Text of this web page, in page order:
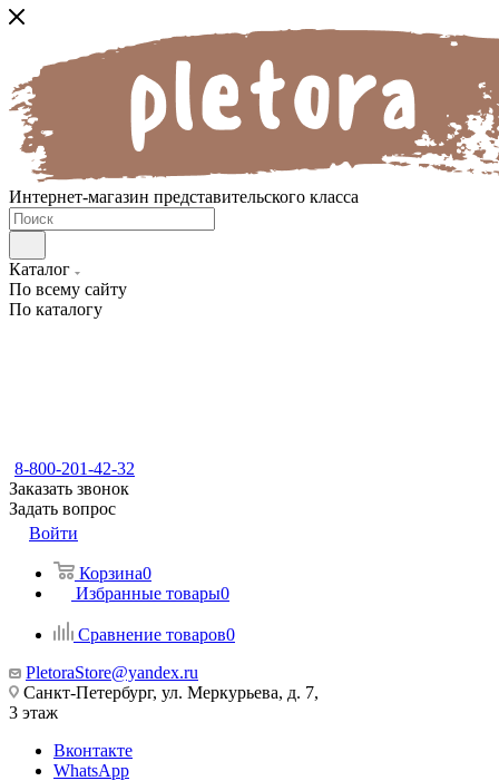
Интернет-магазин представительского класса
Каталог
По всему сайту
По каталогу
8-800-201-42-32
Заказать звонок
Задать вопрос
Войти
Корзина0
Избранные товары0
Сравнение товаров0
PletoraStore@yandex.ru
Санкт-Петербург, ул. Меркурьева, д. 7,
3 этаж
Вконтакте
WhatsApp